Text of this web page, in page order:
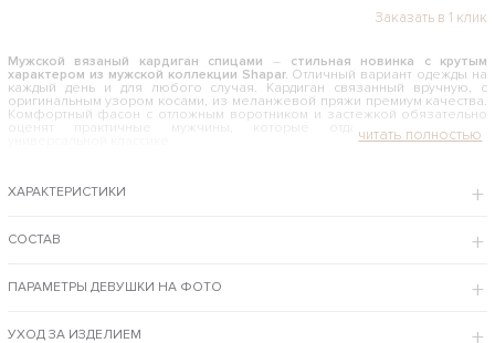
Заказать в 1 клик
Мужской вязаный кардиган спицами – стильная новинка с крутым
характером из мужской коллекции Shapar. Отличный вариант одежды на
каждый день и для любого случая. Кардиган связанный вручную, с
оригинальным узором косами, из меланжевой пряжи премиум качества.
Комфортный фасон с отложным воротником и застежкой обязательно
оценят практичные мужчины, которые отдают предпочтение
Мужской меланжевый кардиган комбинированного цвета –
сочетается с одеждой в любом стиле и цветовой гамме. Комбинируйте
кардиган вязаный спицами с джинсами и штанами в формате кэжуал,
ХАРАКТЕРИСТИКИ
СОСТАВ
ПАРАМЕТРЫ ДЕВУШКИ НА ФОТО
УХОД ЗА ИЗДЕЛИЕМ